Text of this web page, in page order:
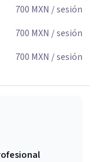
700 MXN / sesión
700 MXN / sesión
700 MXN / sesión